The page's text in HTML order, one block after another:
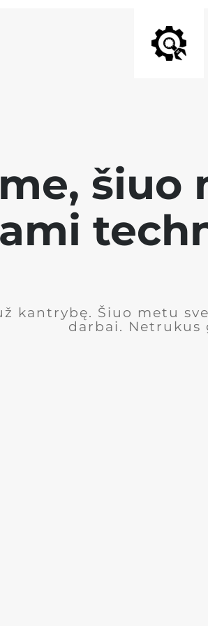
šiuo
kantrybę. Šiuo metu
darbai. Netrukus